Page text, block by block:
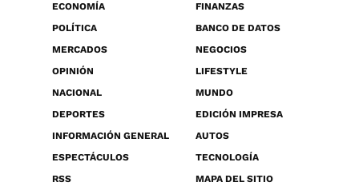
ECONOMÍA
FINANZAS
POLÍTICA
BANCO DE DATOS
MERCADOS
NEGOCIOS
OPINIÓN
LIFESTYLE
NACIONAL
MUNDO
DEPORTES
EDICIÓN IMPRESA
INFORMACIÓN GENERAL
AUTOS
ESPECTÁCULOS
TECNOLOGÍA
RSS
MAPA DEL SITIO